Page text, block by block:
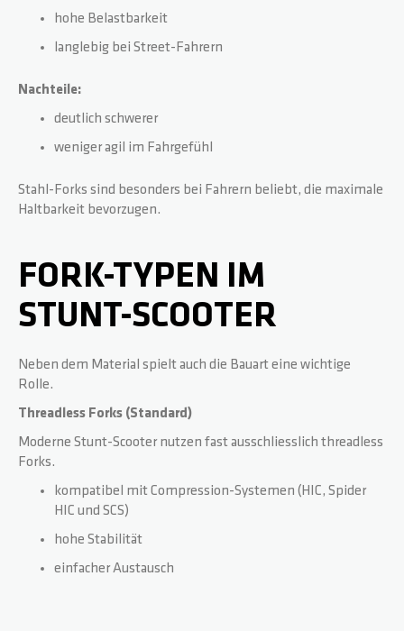
hohe Belastbarkeit
langlebig bei Street-Fahrern
Nachteile:
deutlich schwerer
weniger agil im Fahrgefühl
Stahl-Forks sind besonders bei Fahrern beliebt, die maximale
Haltbarkeit bevorzugen.
FORK-TYPEN IM
STUNT-SCOOTER
Neben dem Material spielt auch die Bauart eine wichtige
Rolle.
Threadless Forks (Standard)
Moderne Stunt-Scooter nutzen fast ausschliesslich threadless
Forks.
kompatibel mit Compression-Systemen (HIC, Spider
HIC und SCS)
hohe Stabilität
einfacher Austausch